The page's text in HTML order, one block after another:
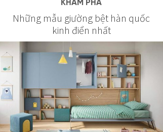
KHÁM PHÁ
Những mẫu giường bệt hàn quốc
kinh điển nhất